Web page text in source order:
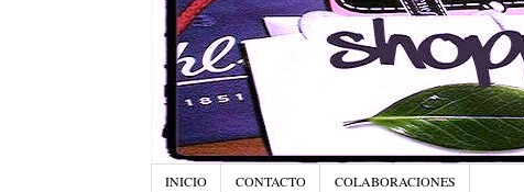
INICIO CONTACTO COLABORACIONES